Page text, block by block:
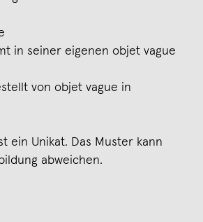
in seiner eigenen objet vague
von objet vague in
ein Unikat. Das Muster kann
abweichen.